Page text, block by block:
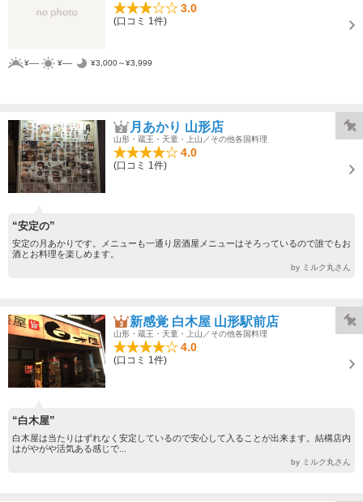
3.0
(口コミ 1件)
¥---- ¥---- ¥3,000～¥3,999
月あかり 山形店
山形・蔵王・天童・上山／その他各国料理
4.0
(口コミ 1件)
“安定の”
安定の月あかりです。メニューも一通り居酒屋メニューはそろっているので誰でもお
酒とお料理を楽しめます。
by ミルク丸さん
新感覚 白木屋 山形駅前店
山形・蔵王・天童・上山／その他各国料理
4.0
(口コミ 1件)
“白木屋”
白木屋は当たりはずれなく安定しているので安心して入ることが出来ます。結構店内
はがやがや活気ある感じで...
by ミルク丸さん